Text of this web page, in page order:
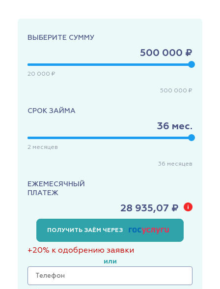
ВЫБЕРИТЕ СУММУ
500 000 ₽
20 000 ₽
500 000 ₽
СРОК ЗАЙМА
36 мес.
2 месяцев
36 месяцев
ЕЖЕМЕСЯЧНЫЙ
ПЛАТЕЖ
28 935,07 ₽
ПОЛУЧИТЬ ЗАЁМ ЧЕРЕЗ
+20% к одобрению заявки
или